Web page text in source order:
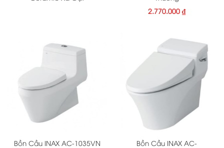
2.770.000 ₫
Bồn Cầu INAX AC-1035VN
Bồn Cầu INAX AC-